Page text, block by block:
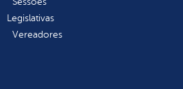
Legislativas
Vereadores